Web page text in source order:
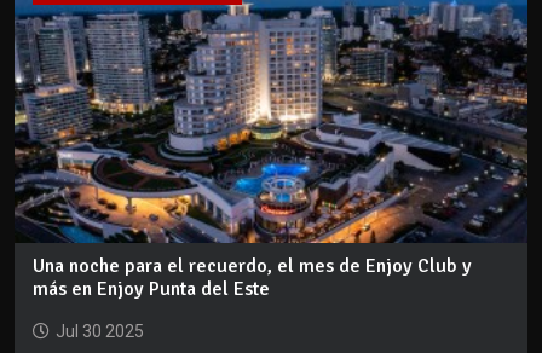
Una noche para el recuerdo, el mes de Enjoy Club y
más en Enjoy Punta del Este
Jul 30 2025